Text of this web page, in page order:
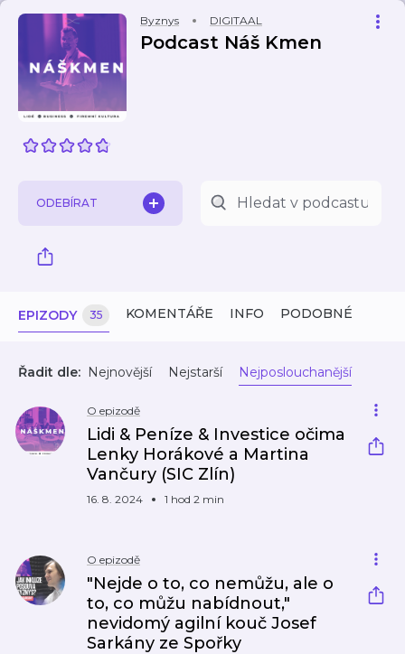
Byznys DIGITAAL
Podcast Náš Kmen
ODEBÍRAT
EPIZODY 35 KOMENTÁŘE INFO PODOBNÉ
Řadit dle: Nejnovější Nejstarší Nejposlouchanější
O epizodě
Lidi & Peníze & Investice očima
Lenky Horákové a Martina
Vančury (SIC Zlín)
16. 8. 2024 1 hod 2 min
O epizodě
"Nejde o to, co nemůžu, ale o
to, co můžu nabídnout,"
nevidomý agilní kouč Josef
Sarkány ze Spořky